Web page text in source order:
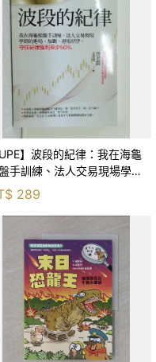
UPE】波段的紀律：我在海龜
手訓練、法人交易現場學到
場、加碼、退場紀律，守住
律獲利至少50％_雷老闆
289